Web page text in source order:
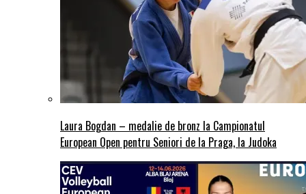
Laura Bogdan – medalie de bronz la Campionatul
European Open pentru Seniori de la Praga, la Judoka